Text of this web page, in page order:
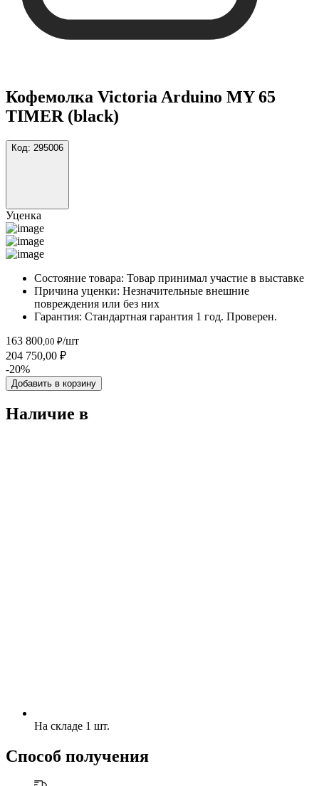
Кофемолка Victoria Arduino MY 65
TIMER (black)
Код: 295006
Уценка
Состояние товара: Товар принимал участие в выставке
Причина уценки: Незначительные внешние
повреждения или без них
Гарантия: Стандартная гарантия 1 год. Проверен.
163 800 ,00 ₽/шт
204 750,00 ₽
-20%
Добавить в корзину
Наличие в
На складе 1 шт.
Способ получения